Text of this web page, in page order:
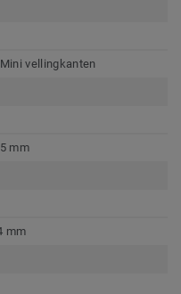
vellingkanten
mm
mm